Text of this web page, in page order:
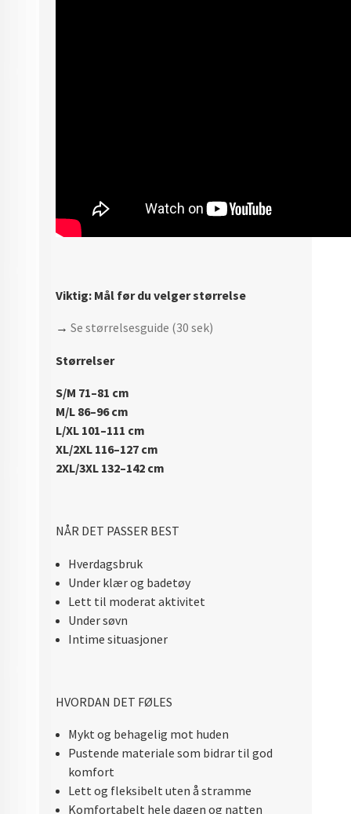
Viktig: Mål før du velger størrelse
→Se størrelsesguide (30 sek)
Størrelser
S/M 71–81 cm
M/L 86–96 cm
L/XL 101–111 cm
XL/2XL 116–127 cm
2XL/3XL 132–142 cm
NÅR DET PASSER BEST
Hverdagsbruk
Under klær og badetøy
Lett til moderat aktivitet
Under søvn
Intime situasjoner
HVORDAN DET FØLES
Mykt og behagelig mot huden
Pustende materiale som bidrar til god
komfort
Lett og fleksibelt uten å stramme
Komfortabelt hele dagen og natten